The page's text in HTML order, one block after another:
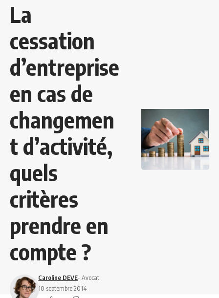
La
cessation
d’entreprise
en cas de
changemen
t d’activité,
quels
critères
prendre en
compte ?
Caroline DEVE- Avocat
10 septembre 2014